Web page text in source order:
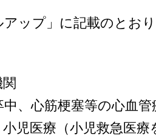
アップ」に記載のとおり
、心筋梗塞等の心血
児医療（小児救急医